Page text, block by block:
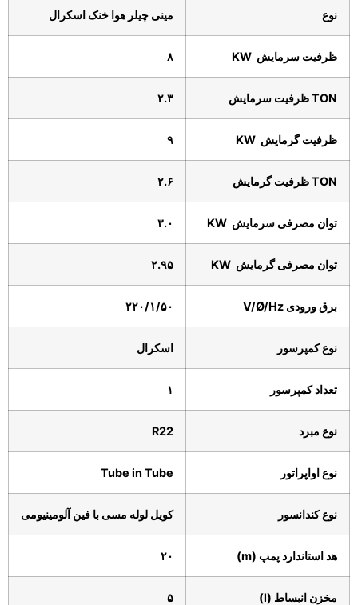
نوع مینی چیلر هوا خنک اسکرال
ظرفیت سرمایش ۸
TONظرفیت سرمایش ۲.۳
ظرفیتگرمایش ۹
TONظرفیتگرمایش ۲.۶
توان مصرفی سرمایش ۳.۰
توان مصرفی گرمایش ۲.۹۵
برق ورودی V/Ø/Hz ۲۲۰/۱/۵۰
نوع کمپرسور اسکرال
تعداد کمپرسور ۱
نوع مبرد R22
نوع اواپراتور Tube in Tube
نوع کندانسور کویل لوله مسی با فین آلومینیومی
هد استاندارد پمپ (m
) ۲۰
مخزن انبساط (l
) ۵